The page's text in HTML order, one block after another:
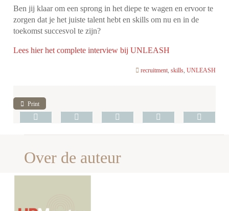
Ben jij klaar om een sprong in het diepe te wagen en ervoor te
zorgen dat je het juiste talent hebt en skills om nu en in de
toekomst succesvol te zijn?
Lees hier het complete interview bij UNLEASH
recruitment, skills, UNLEASH
Print
Over de auteur